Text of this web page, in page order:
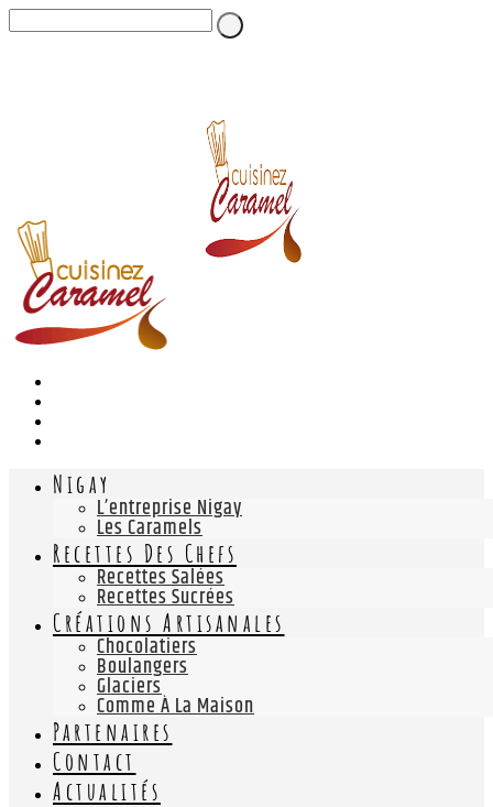
Nigay
L’entreprise Nigay
Les Caramels
Recettes Des Chefs
Recettes Salées
Recettes Sucrées
Créations Artisanales
Chocolatiers
Boulangers
Glaciers
Comme À La Maison
Partenaires
Contact
Actualités